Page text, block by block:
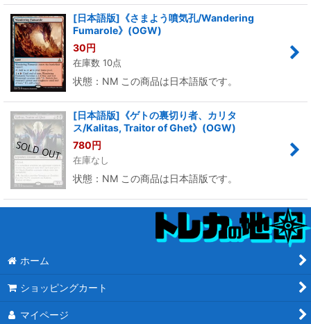
[日本語版]《さまよう噴気孔/Wandering
Fumarole》(OGW)
30円
在庫数 10点
状態：NM この商品は日本語版です。
[日本語版]《ゲトの裏切り者、カリタ
ス/Kalitas, Traitor of Ghet》(OGW)
780円
在庫なし
状態：NM この商品は日本語版です。
ホーム
ショッピングカート
マイページ